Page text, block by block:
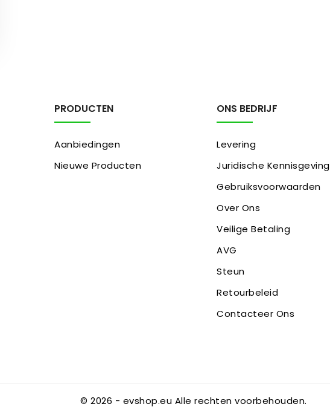
PRODUCTEN
Aanbiedingen
Nieuwe Producten
ONS BEDRIJF
Levering
Juridische Kennisgeving
Gebruiksvoorwaarden
Over Ons
Veilige Betaling
AVG
Steun
Retourbeleid
Contacteer Ons
© 2026 - evshop.eu Alle rechten voorbehouden.